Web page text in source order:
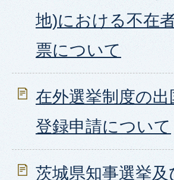
地)における不在
票について
在外選挙制度の出
登録申請について
茨城県知事選挙及